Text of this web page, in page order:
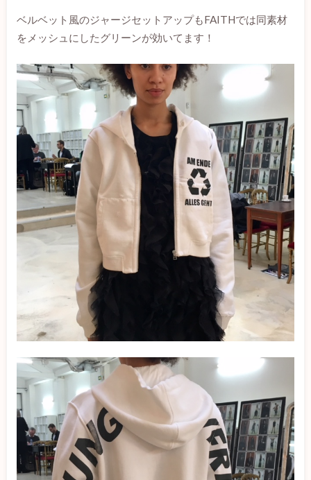
ベルベット風のジャージセットアップもFAITHでは同素材
をメッシュにしたグリーンが効いてます！